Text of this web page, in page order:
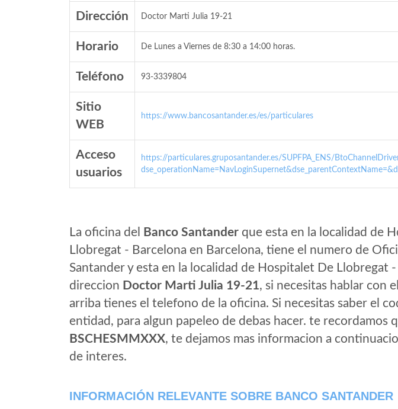
Dirección Doctor Marti Julia 19-21
Horario De Lunes a Viernes de 8:30 a 14:00 horas.
Teléfono 93-3339804
Sitio
WEB
https://www.bancosantander.es/es/particulares
Acceso
usuarios
https://particulares.gruposantander.es/SUPFPA_ENS/
La oficina del Banco Santander que esta en la localidad de
Llobregat - Barcelona en Barcelona, tiene el numero de
Santander y esta en la localidad de Hospitalet De Llobregat
direccion Doctor Marti Julia 19-21, si necesitas hablar con
arriba tienes el telefono de la oficina. Si necesitas saber el
entidad, para algun papeleo de debas hacer. te recordamos
BSCHESMMXXX, te dejamos mas informacion a
de interes.
INFORMACIÓN RELEVANTE SOBRE BANCO SANTANDER